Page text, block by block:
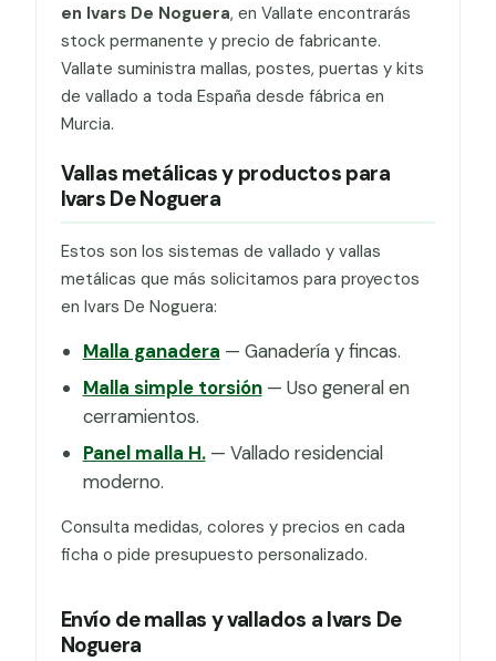
en Ivars De Noguera, en Vallate encontrarás
stock permanente y precio de fabricante.
Vallate suministra mallas, postes, puertas y kits
de vallado a toda España desde fábrica en
Murcia.
Vallas metálicas y productos para
Ivars De Noguera
Estos son los sistemas de vallado y vallas
metálicas que más solicitamos para proyectos
en Ivars De Noguera:
Malla ganadera — Ganadería y fincas.
Malla simple torsión— Uso general en
cerramientos.
Panel malla H.— Vallado residencial
moderno.
Consulta medidas, colores y precios en cada
ficha o pide presupuesto personalizado.
Envío de mallas y vallados a Ivars De
Noguera